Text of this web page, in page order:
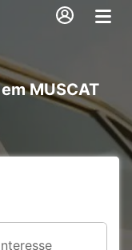
MUSCAT